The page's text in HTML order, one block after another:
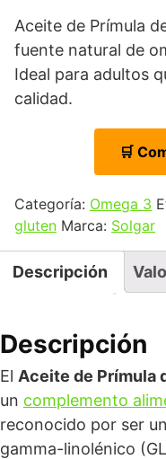
Aceite de Prímula
fuente natural de
Ideal para adultos
calidad.
🛒
Categoría: Omega 3
gluten Marca: Solgar
Descripción
Descripción
El Aceite de Prímula
un complemento
reconocido por ser
gamma-linolénico